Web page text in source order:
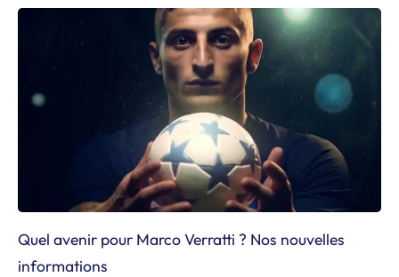
Quel avenir pour Marco Verratti ? Nos nouvelles
informations